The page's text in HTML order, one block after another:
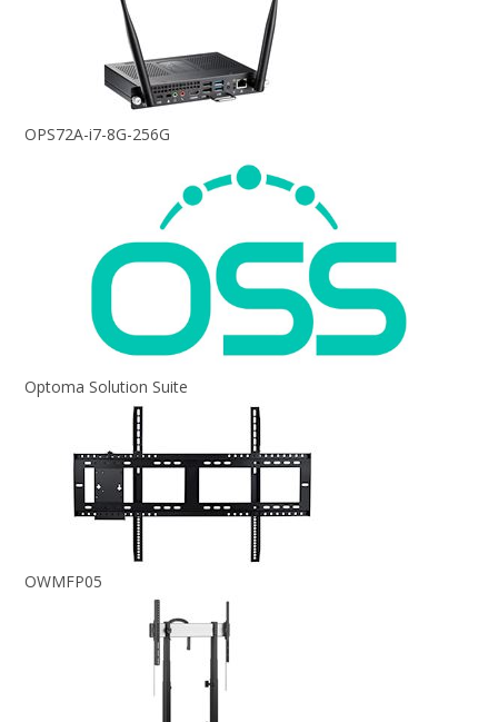
OPS72A-i7-8G-256G
Optoma Solution Suite
OWMFP05